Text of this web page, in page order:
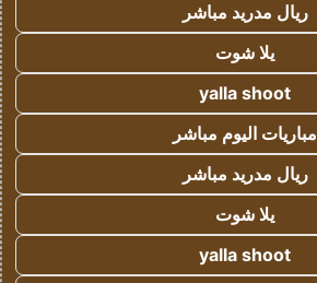
ريال مدريد مباشر
يلا شوت
yalla shoot
مباريات اليوم مباشر
ريال مدريد مباشر
يلا شوت
yalla shoot